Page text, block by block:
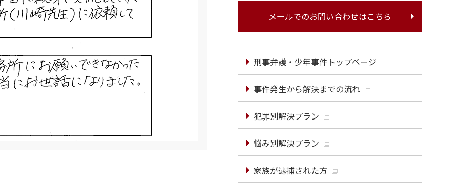
メールでのお問い合わせはこちら
刑事弁護・少年事件トップページ
事件発生から解決までの流れ
犯罪別解決プラン
悩み別解決プラン
家族が逮捕された方